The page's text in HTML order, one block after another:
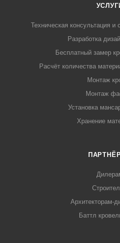
Техническая консультация и
Разработка
Бесплатный замер
Расчёт количества
Монтаж
Монтаж
Установка
Хранение
Архитекторам-
Баттл